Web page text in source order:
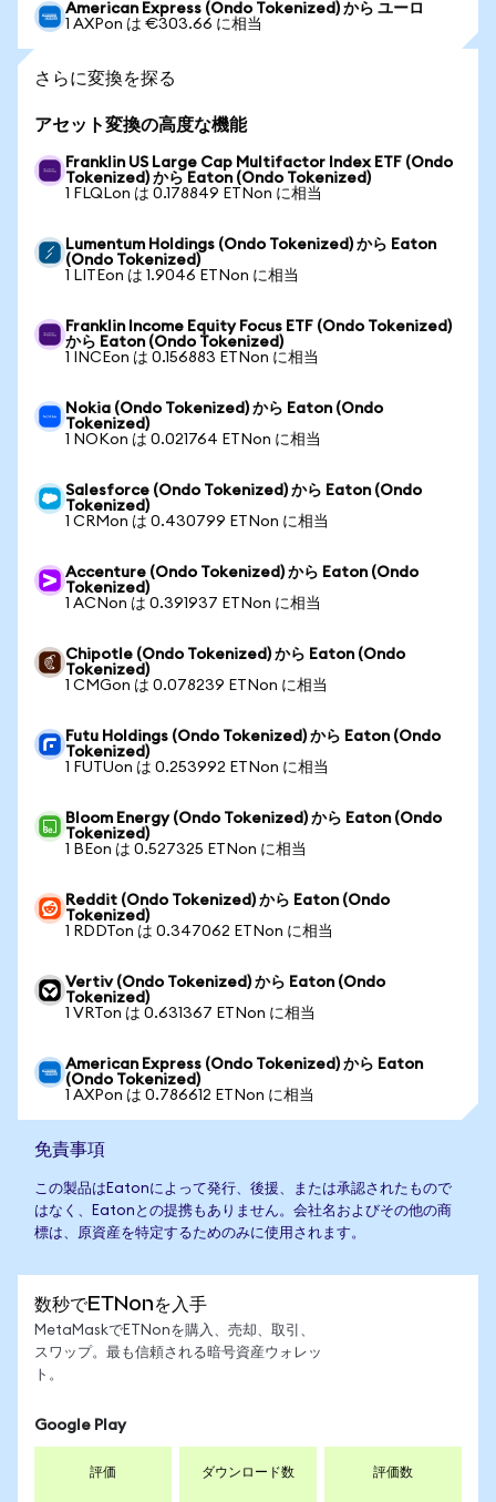
American Express (Ondo Tokenized) から ユーロ
1 AXPon は €303.66 に相当
さらに変換を探る
アセット変換の高度な機能
Franklin US Large Cap Multifactor Index ETF (Ondo
Tokenized) から Eaton (Ondo Tokenized)
1 FLQLon は 0.178849 ETNon に相当
Lumentum Holdings (Ondo Tokenized) から Eaton
(Ondo Tokenized)
1 LITEon は 1.9046 ETNon に相当
Franklin Income Equity Focus ETF (Ondo Tokenized)
から Eaton (Ondo Tokenized)
1 INCEon は 0.156883 ETNon に相当
Nokia (Ondo Tokenized) から Eaton (Ondo
Tokenized)
1 NOKon は 0.021764 ETNon に相当
Salesforce (Ondo Tokenized) から Eaton (Ondo
Tokenized)
1 CRMon は 0.430799 ETNon に相当
Accenture (Ondo Tokenized) から Eaton (Ondo
Tokenized)
1 ACNon は 0.391937 ETNon に相当
Chipotle (Ondo Tokenized) から Eaton (Ondo
Tokenized)
1 CMGon は 0.078239 ETNon に相当
Futu Holdings (Ondo Tokenized) から Eaton (Ondo
Tokenized)
1 FUTUon は 0.253992 ETNon に相当
Bloom Energy (Ondo Tokenized) から Eaton (Ondo
Tokenized)
1 BEon は 0.527325 ETNon に相当
Reddit (Ondo Tokenized) から Eaton (Ondo
Tokenized)
1 RDDTon は 0.347062 ETNon に相当
Vertiv (Ondo Tokenized) から Eaton (Ondo
Tokenized)
1 VRTon は 0.631367 ETNon に相当
American Express (Ondo Tokenized) から Eaton
(Ondo Tokenized)
1 AXPon は 0.786612 ETNon に相当
免責事項
この製品はEatonによって発行、後援、または承認されたもので
はなく、Eatonとの提携もありません。会社名およびその他の商
標は、原資産を特定するためのみに使用されます。
数秒でETNonを入手
MetaMaskでETNonを購入、売却、取引、
スワップ。最も信頼される暗号資産ウォレッ
ト。
Google Play
評価 ダウンロード数 評価数